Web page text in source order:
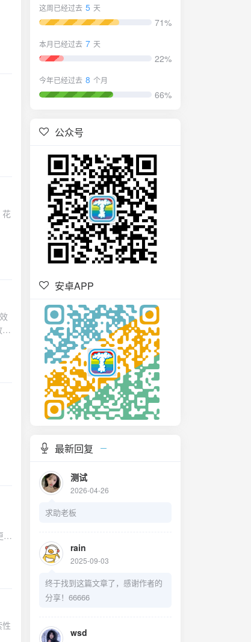
花
这周已经过去 5 天
71%
本月已经过去 7 天
22%
今年已经过去 8 个月
66%
公众号
安卓APP
最新回复
测试
2026-04-26
求助老板
rain
2025-09-03
终于找到这篇文章了，感谢作者的
分享！66666
wsd